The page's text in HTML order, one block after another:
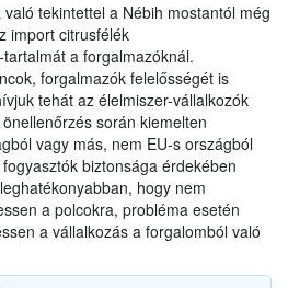
tekintettel a Nébih mostantól még
import citrusfélék
a forgalmazóknál.
forgalmazók felelősségét is
tehát az élelmiszer-vállalkozók
során kiemelten
vagy más, nem EU-s országból
biztonsága érdekében
hogy nem
a polcokra, probléma esetén
a vállalkozás a forgalomból való